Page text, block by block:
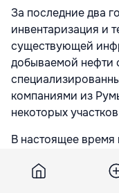
За последние два
инвентаризация и
существующей
добываемой нефти
компаниями из
некоторых
В настоящее
объем добычи